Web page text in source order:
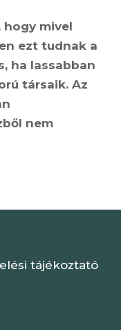
hogy mivel
ezt tudnak a
ha lassabban
társaik. Az
nem
tájékoztató